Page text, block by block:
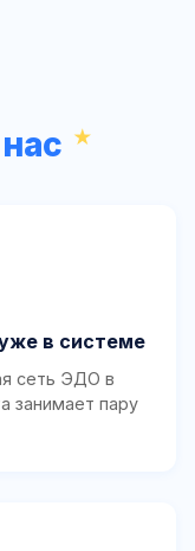
в системе
сеть ЭДО в
занимает пару